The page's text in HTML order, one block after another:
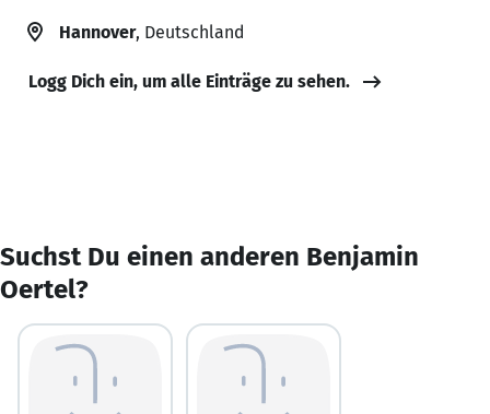
Hannover, Deutschland
Logg Dich ein, um alle Einträge zu sehen.
Suchst Du einen anderen Benjamin
Oertel?